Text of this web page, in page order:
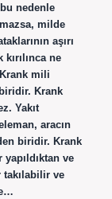
nedenle
milde
aşırı
ne
mili
Krank
Yakıt
aracın
biridir. Krank
ve
ve